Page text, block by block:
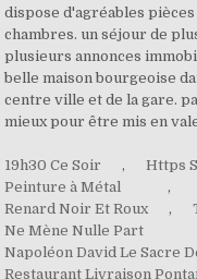
dispose d'agréables
chambres. un séjour de
plusieurs annonces
belle maison bourgeoise
centre ville et de la gare.
mieux pour être mis en
19h30 Ce Soir , Https
Peinture à Métal
,
Renard Noir Et Roux
,
Ne Mène Nulle Part
Napoléon David Le Sacre
Restaurant Livraison